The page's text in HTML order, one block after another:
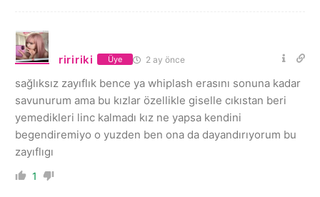
riririki Üye 2 ay önce
sağlıksız zayıflık bence ya whiplash erasını sonuna kadar
savunurum ama bu kızlar özellikle giselle cıkıstan beri
yemedikleri linc kalmadı kız ne yapsa kendini
begendiremiyo o yuzden ben ona da dayandırıyorum bu
zayıflıgı
1